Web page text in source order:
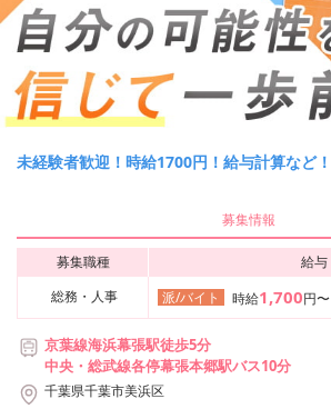
未経験者歓迎！時給1700円！給与計算など！
募集情報
募集職種
給与
総務・人事
派/バイト 時給1,700円〜
京葉線海浜幕張駅徒歩5分
中央・総武線各停幕張本郷駅バス10分
千葉県千葉市美浜区